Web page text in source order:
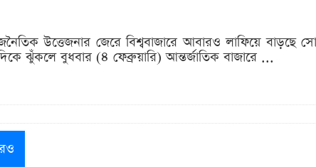
উত্তেজনার জেরে বিশ্ববাজারে আবারও লাফিয়ে বাড়ছে
ঝুঁকলে বুধবার (৪ ফেব্রুয়ারি) আন্তর্জাতিক বাজারে ...